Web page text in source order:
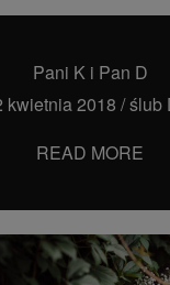
Pani K i Pan D
kwietnia 2018 /ślub
READ MORE